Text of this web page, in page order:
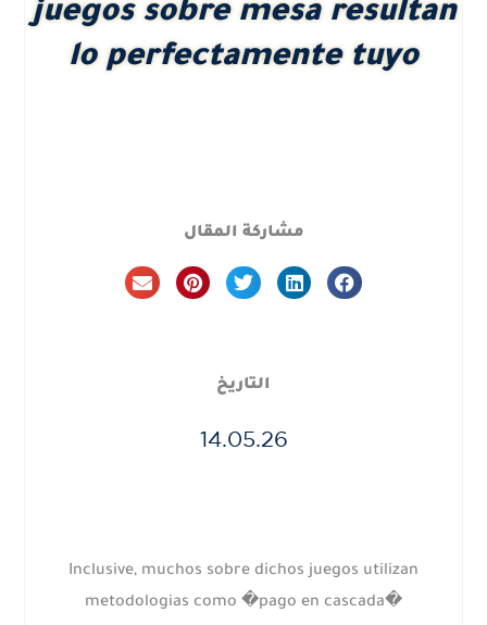
juegos sobre mesa resultan
lo perfectamente tuyo
مشاركة المقال
التاريخ
14.05.26
Inclusive, muchos sobre dichos juegos utilizan
metodologias como �pago en cascada�